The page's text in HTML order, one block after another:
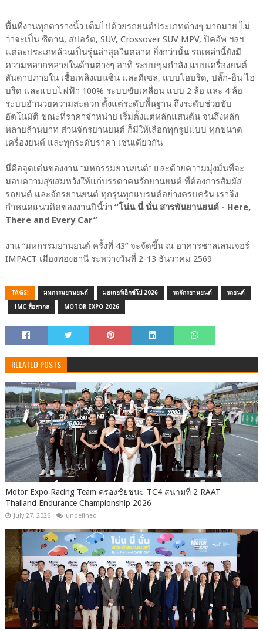
พื้นที่งานทุกตารางนิ้ว เต็มไปด้วยรถยนต์ประเภทต่างๆ มากมาย ไม่
ว่าจะเป็น ซีดาน, สปอร์ต, SUV, Crossover SUV MPV, ปิคอัพ ฯลฯ
แต่ละประเภทล้วนเป็นรุ่นล่าสุดในตลาด ยิ่งกว่านั้น รถเหล่านี้ยังมี
ความหลากหลายในด้านต่างๆ อาทิ ระบบขุมกำลัง แบบเครื่องยนต์
สันดาปภายใน เชื้อเพลิงเบนซิน และดีเซล, แบบไฮบริด, ปลั๊ก-อิน ไฮ
บริด และแบบไฟฟ้า 100% ระบบขับเคลื่อน แบบ 2 ล้อ และ 4 ล้อ
ระบบอำนวยความสะดวก ตั้งแต่ระดับพื้นฐาน ถึงระดับช่วยขับ
อัตโนมัติ ขณะที่ราคาจำหน่าย เริ่มตั้งแต่หลักแสนต้น จนถึงหลัก
หลายล้านบาท ส่วนจักรยานยนต์ ก็มีให้เลือกทุกรูปแบบ ทุกขนาด
เครื่องยนต์ และทุกระดับราคา เช่นเดียวกัน
นี่คือจุดเด่นของงาน “มหกรรมยานยนต์” และด้วยความมุ่งมั่นที่จะ
มอบความสุขสมหวังให้แก่บรรดาคนรักยานยนต์ ที่ต้องการสัมผัส
รถยนต์ และจักรยานยนต์ ทุกรุ่นทุกแบรนด์อย่างครบครัน เราจึง
กำหนดแนวคิดของงานปีนี้ว่า “โน่น นี่ นั่น สารพันยานยนต์ - Here,
There and Every Car”
งาน “มหกรรมยานยนต์ ครั้งที่ 43” จะจัดขึ้น ณ อาคารชาลเลนเจอร์
IMPACT เมืองทองธานี ระหว่างวันที่ 2-13 ธันวาคม 2569
TAGS: มหกรรมยานยนต์ มอเตอร์เอ็กซ์โป 2026 รถจักรยานยนต์ รถยนต์
IMC สื่อสากล MOTOR EXPO 2026
RELATED POSTS
Motor Expo Racing Team ครองชัยชนะ TC4 สนามที่ 2 RAAT
Thailand Endurance Championship 2026
July 27, 2026 undefined